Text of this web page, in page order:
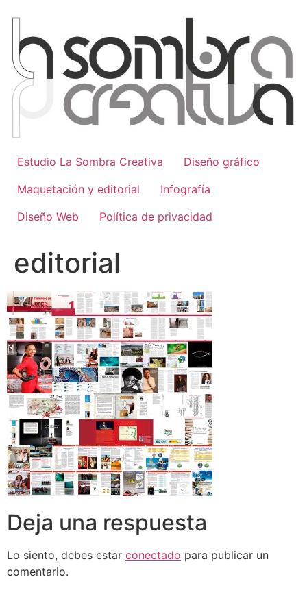
contenido
Estudio La Sombra Creativa
Diseño gráfico
Maquetación y editorial
Infografía
Diseño Web
Política de privacidad
editorial
Deja una respuesta
Lo siento, debes estar conectado para publicar un
comentario.